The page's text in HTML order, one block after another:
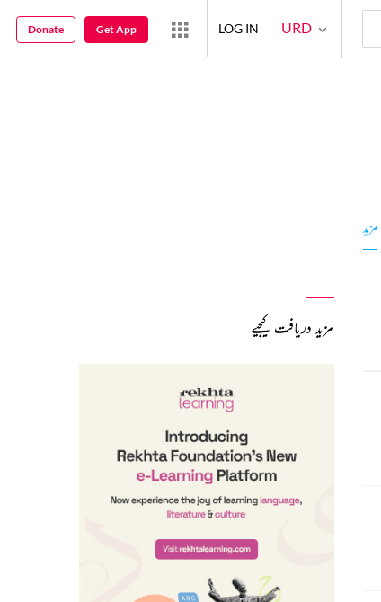
مزید
مزید دریافت کیجیے
URD
LOG IN
Get App
Donate